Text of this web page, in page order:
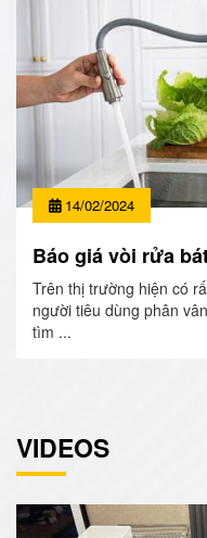
14/02/2024
Báo giá vòi rửa
Trên thị trường hiện có
người tiêu dùng phân
tìm ...
VIDEOS